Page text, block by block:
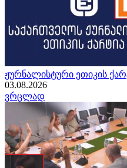
ჟურნალისტური ეთიკის
03.08.2026
ვრცლად